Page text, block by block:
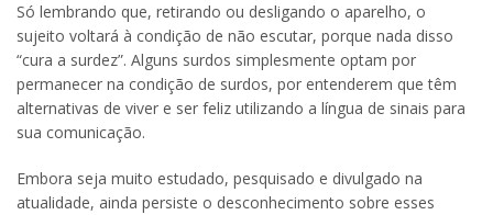
Só lembrando que, retirando ou desligando o aparelho, o
sujeito voltará à condição de não escutar, porque nada disso
“cura a surdez”. Alguns surdos simplesmente optam por
permanecer na condição de surdos, por entenderem que têm
alternativas de viver e ser feliz utilizando a língua de sinais para
sua comunicação.
Embora seja muito estudado, pesquisado e divulgado na
atualidade, ainda persiste o desconhecimento sobre esses